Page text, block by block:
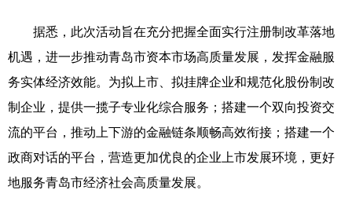
据悉，此次活动旨在充分把握全面实行注册制改革落地
机遇，进一步推动青岛市资本市场高质量发展，发挥金融服
务实体经济效能。为拟上市、拟挂牌企业和规范化股份制改
制企业，提供一揽子专业化综合服务；搭建一个双向投资交
流的平台，推动上下游的金融链条顺畅高效衔接；搭建一个
政商对话的平台，营造更加优良的企业上市发展环境，更好
地服务青岛市经济社会高质量发展。